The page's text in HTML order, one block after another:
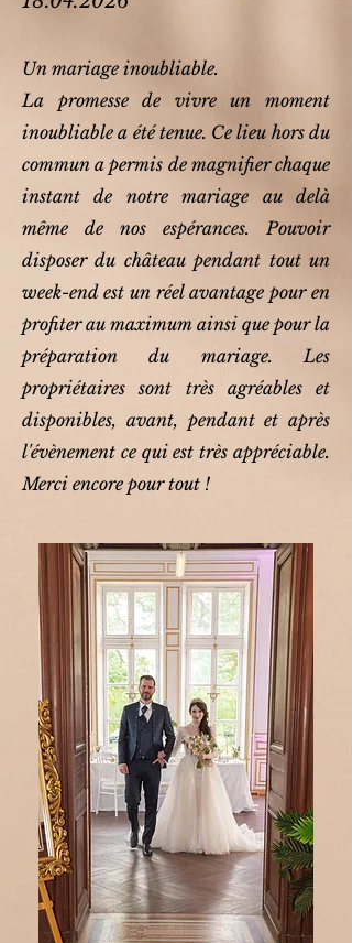
Un mariage inoubliable.
La promesse de vivre un moment
inoubliable a été tenue. Ce lieu hors du
commun a permis de magnifier chaque
instant de notre mariage au delà
même de nos espérances. Pouvoir
disposer du château pendant tout un
week-end est un réel avantage pour en
profiter au maximum ainsi que pour la
préparation du mariage. Les
propriétaires sont très agréables et
disponibles, avant, pendant et après
l'évènement ce qui est très appréciable.
Merci encore pour tout !